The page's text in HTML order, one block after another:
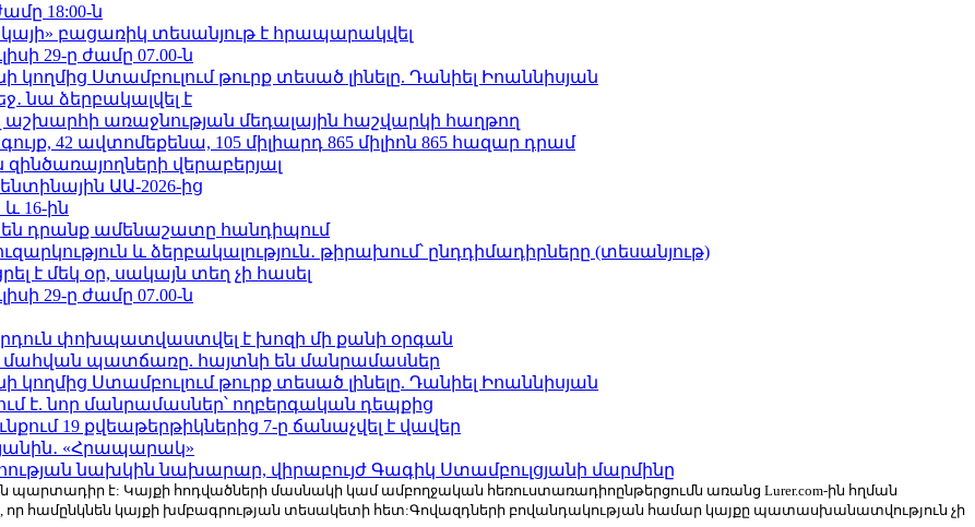
18:00-ն
բացառիկ տեսանյութ է հրապարակվել
29-ը ժամը 07.00-ն
Ստամբուլում թուրք տեսած լինելը. Դանիել Իոաննիսյան
նա ձերբակալվել է
առաջնության մեդալային հաշվարկի հաղթող
42 ավտոմեքենա, 105 միլիարդ 865 միլիոն 865 հազար դրամ
վերաբերյալ
ԱԱ-2026-ից
և 16-ին
դրանք ամենաշատը հանդիպում
և ձերբակալություն․ թիրախում՝ ընդդիմադիրները (տեսանյութ)
է մեկ օր, սակայն տեղ չի հասել
29-ը ժամը 07.00-ն
փոխպատվաստվել է խոզի մի քանի օրգան
մահվան պատճառը. հայտնի են մանրամասներ
Ստամբուլում թուրք տեսած լինելը. Դանիել Իոաննիսյան
է. նոր մանրամասներ՝ ողբերգական դեպքից
19 քվեաթերթիկներից 7-ը ճանաչվել է վավեր
«Հրապարակ»
նախկին նախարար, վիրաբույժ Գագիկ Ստամբուլցյանի մարմինը
ին պարտադիր է: Կայքի հոդվածների մասնակի կամ ամբողջական հեռուստառադիոընթերցումն առանց Lurer.com-ին հղման
համընկնեն կայքի խմբագրության տեսակետի հետ:Գովազդների բովանդակության համար կայքը պատասխանատվություն չի